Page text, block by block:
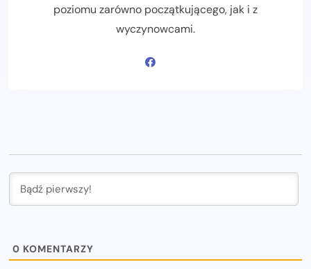
poziomu zarówno początkującego, jak i z
wyczynowcami.
0 KOMENTARZY